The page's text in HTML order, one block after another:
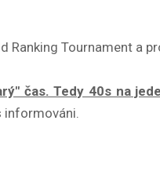
Tournament a
čas. Tedy 40s na